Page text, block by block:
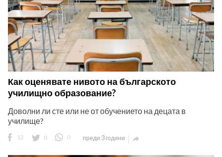
Как оценявате нивото на българското
училищно образование?
Доволни ли сте или не от обучението на децата в
училище?
12 0 0 преди 3 години 